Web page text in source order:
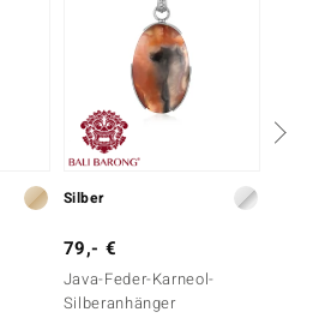
Silber
79,- €
Java-Feder-Karneol-
Silberanhänger